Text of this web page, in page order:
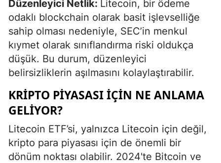
Düzenleyici Netlik: Litecoin, bir ödeme
odaklı blockchain olarak basit işlevselliğe
sahip olması nedeniyle, SEC’in menkul
kıymet olarak sınıflandırma riski oldukça
düşük. Bu durum, düzenleyici
belirsizliklerin aşılmasını kolaylaştırabilir.
KRIPTO PIYASASI İÇIN NE ANLAMA
GELIYOR?
Litecoin ETF’si, yalnızca Litecoin için değil,
kripto para piyasası için de önemli bir
dönüm noktası olabilir. 2024'te Bitcoin ve